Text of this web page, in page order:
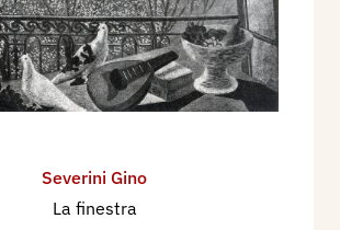
Severini Gino
La finestra